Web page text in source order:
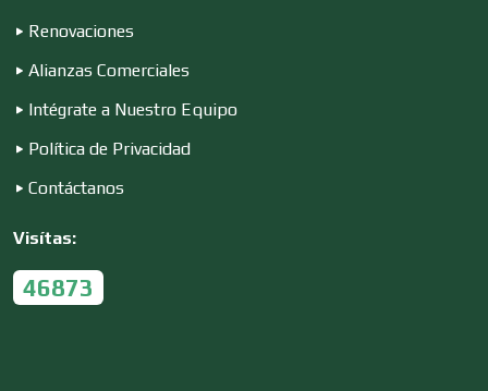
Empresas de Limpieza
Energía Solar
Renovaciones
Alianzas Comerciales
Intégrate a Nuestro Equipo
Política de Privacidad
Contáctanos
Visítas:
46873